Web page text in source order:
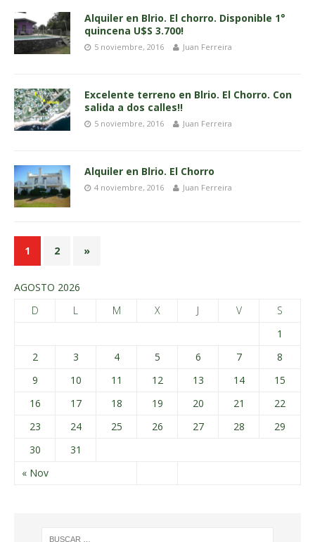
Alquiler en Blrio. El chorro. Disponible 1°
quincena U$S 3.700!
5 noviembre, 2016 Juan Ferreira
Excelente terreno en Blrio. El Chorro. Con
salida a dos calles!!
5 noviembre, 2016 Juan Ferreira
Alquiler en Blrio. El Chorro
4 noviembre, 2016 Juan Ferreira
1 2 »
AGOSTO 2026
D
L M X J V S
« Nov
1
2
3 4 5 6 7
8
9
10 11 12 13 14
15
16
17 18 19 20 21
22
23
24 25 26 27 28
29
30
31